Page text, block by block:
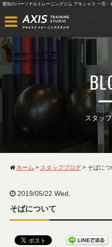
愛知のパーソナルトレーニングジム アキシャス 一宮・
スタッ
ホーム > スタッフブログ > そばにつ
2019/05/22 Wed,
そばについて